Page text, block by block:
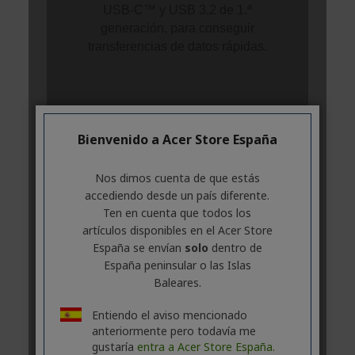
Bienvenido a Acer Store España
Nos dimos cuenta de que estás
accediendo desde un país diferente.
Ten en cuenta que todos los
artículos disponibles en el Acer Store
España se envían solo dentro de
España peninsular o las Islas
Baleares.
Entiendo el aviso mencionado
anteriormente pero todavía me
gustaría entra a Acer Store España.